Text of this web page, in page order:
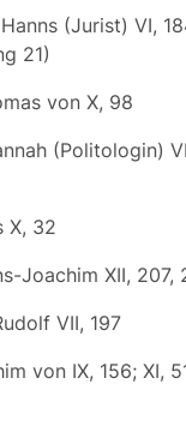
(Jurist) VI,
21)
von X, 98
(Politologin)
X, 32
Joachim XII, 207,
VII, 197
von IX, 156; XI,